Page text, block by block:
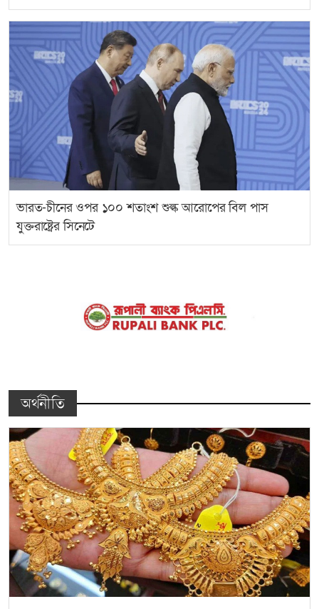
ভারত-চীনের ওপর ১০০ শতাংশ শুল্ক আরোপের বিল পাস
যুক্তরাষ্ট্রের সিনেটে
অর্থনীতি